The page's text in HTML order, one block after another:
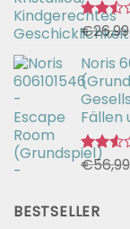
mit
2.49
von 5
€26,99
Noris
Fällen
Bewertet
von 5
€56,99
BESTSELLER